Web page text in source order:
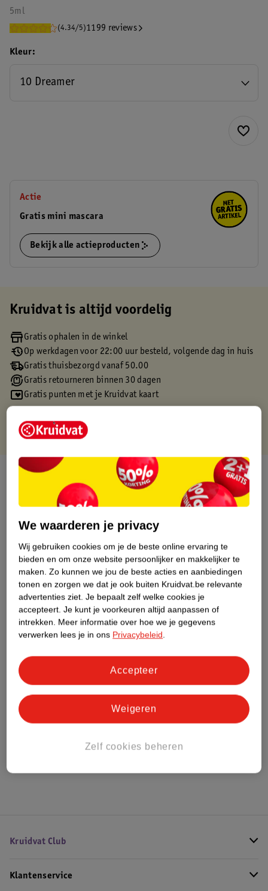
5ml
(4.34/5)1199 reviews
Kleur
10 Dreamer
Actie
Gratis mini mascara
Bekijk alle actieproducten
Kruidvat is altijd voordelig
Gratis ophalen in de winkel
Op werkdagen voor 22:00 uur besteld, volgende dag in huis
Gratis thuisbezorgd vanaf 50.00
Gratis retourneren binnen 30 dagen
Gratis punten met je Kruidvat kaart
Over dit product
Productinformatie
Nature Impact Score
Dit product heeft (nog) geen Nature
Impact Score.
Meer informatie
Bestel & Bezorginformatie
Bekijk ook
Kruidvat Club
Klantenservice
We waarderen je privacy
Wij gebruiken cookies om je de beste online ervaring te
bieden en om onze website persoonlijker en makkelijker te
maken. Zo kunnen we jou de beste acties en aanbiedingen
tonen en zorgen we dat je ook buiten Kruidvat.be relevante
advertenties ziet. Je bepaalt zelf welke cookies je
accepteert. Je kunt je voorkeuren altijd aanpassen of
intrekken. Meer informatie over hoe we je gegevens
verwerken lees je in ons Privacybeleid.
Zelf cookies beheren
Weigeren
Accepteer